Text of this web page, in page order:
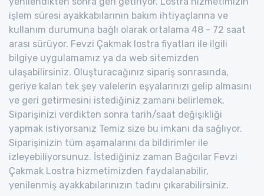
işlem süresi ayakkabılarının bakım ihtiyaçlarına ve
kullanım durumuna bağlı olarak ortalama 48 - 72 saat
arası sürüyor. Fevzi Çakmak lostra fiyatları ile ilgili
bilgiye uygulamamız ya da web sitemizden
ulaşabilirsiniz. Oluşturacağınız sipariş sonrasında,
geriye kalan tek şey valelerin eşyalarınızı gelip almasını
ve geri getirmesini istediğiniz zamanı belirlemek.
Siparişinizi verdikten sonra tarih/saat değişikliği
yapmak istiyorsanız Temiz size bu imkanı da sağlıyor.
Siparişinizin tüm aşamalarını da bildirimler ile
izleyebiliyorsunuz. İstediğiniz zaman Bağcılar Fevzi
Çakmak Lostra hizmetimizden faydalanabilir,
yenilenmiş ayakkabılarınızın tadını çıkarabilirsiniz.